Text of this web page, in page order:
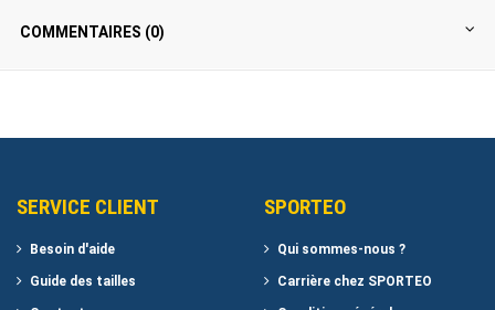
COMMENTAIRES (0)
SERVICE CLIENT
Besoin d'aide
Guide des tailles
SPORTEO
Qui sommes-nous ?
Carrière chez SPORTEO